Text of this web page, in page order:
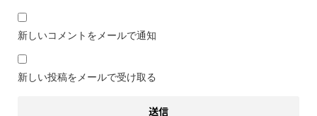
新しいコメントをメールで通知
新しい投稿をメールで受け取る